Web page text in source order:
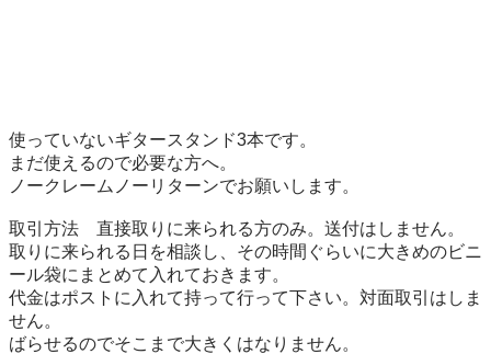
使っていないギタースタンド3本です。
まだ使えるので必要な方へ。
ノークレームノーリターンでお願いします。
取引方法　直接取りに来られる方のみ。送付はしません。
取りに来られる日を相談し、その時間ぐらいに大きめのビニ
ール袋にまとめて入れておきます。
代金はポストに入れて持って行って下さい。対面取引はしま
せん。
ばらせるのでそこまで大きくはなりません。